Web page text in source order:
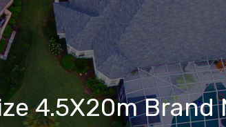
4.5X20m Brand